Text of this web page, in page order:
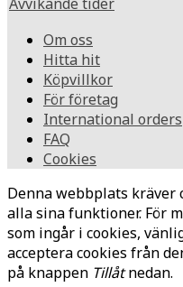
Om oss
Hitta hit
Köpvillkor
För företag
International orders
FAQ
Cookies
Denna webbplats
alla sina funktioner. För
som ingår i cookies,
acceptera cookies från
på knappen Tillåtnedan.